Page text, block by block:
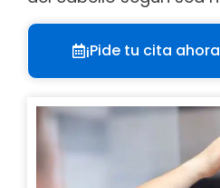
¡Pide tu cita